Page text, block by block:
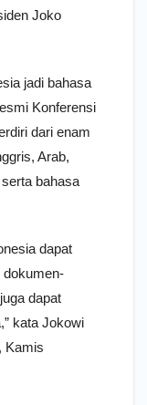
Joko
jadi bahasa
Konferensi
dari enam
Arab,
bahasa
dapat
dokumen-
dapat
kata Jokowi
Kamis